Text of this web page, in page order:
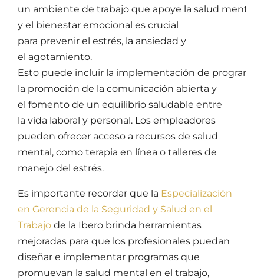
un ambiente de trabajo que apoye la salud mental
y el bienestar emocional es crucial
para prevenir el estrés, la ansiedad y
el agotamiento.
Esto puede incluir la implementación de
la promoción de la comunicación abierta y
el fomento de un equilibrio saludable entre
la vida laboral y personal. Los empleadores
pueden ofrecer acceso a recursos de salud
mental, como terapia en línea o talleres de
manejo del estrés.
Es importante recordar que la Especialización
en Gerencia de la Seguridad y Salud en el
Trabajo de la Ibero brinda herramientas
mejoradas para que los profesionales puedan
diseñar e implementar programas que
promuevan la salud mental en el trabajo,